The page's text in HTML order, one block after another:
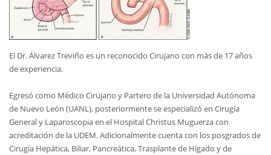
El Dr. Álvarez Treviño es un reconocido Cirujano con más de 17 años
de experiencia.
Egresó como Médico Cirujano y Partero de la Universidad Autónoma
de Nuevo León (UANL), posteriormente se especializó en Cirugía
General y Laparoscopia en el Hospital Christus Muguerza con
acreditación de la UDEM. Adicionalmente cuenta con los posgrados de
Cirugía Hepática, Biliar, Pancreática, Trasplante de Hígado y de